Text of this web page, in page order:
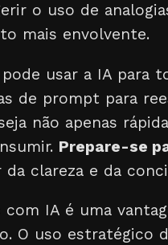
o uso de
mais envolvente.
usar a IA para
de prompt para
não apenas
Prepare-se
clareza e da
IA é uma
O uso estratégico